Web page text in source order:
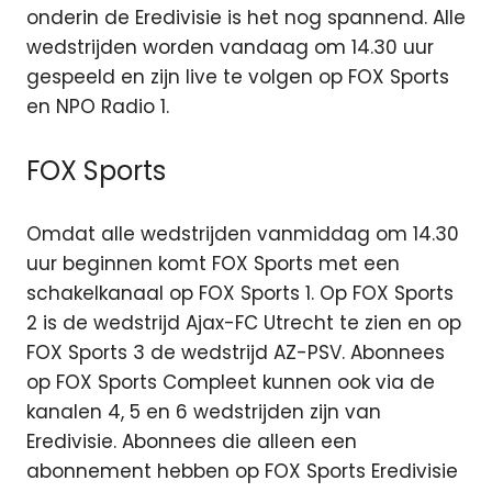
onderin de Eredivisie is het nog spannend. Alle
wedstrijden worden vandaag om 14.30 uur
gespeeld en zijn live te volgen op FOX Sports
en NPO Radio 1.
FOX Sports
Omdat alle wedstrijden vanmiddag om 14.30
uur beginnen komt FOX Sports met een
schakelkanaal op FOX Sports 1. Op FOX Sports
2 is de wedstrijd Ajax-FC Utrecht te zien en op
FOX Sports 3 de wedstrijd AZ-PSV. Abonnees
op FOX Sports Compleet kunnen ook via de
kanalen 4, 5 en 6 wedstrijden zijn van
Eredivisie. Abonnees die alleen een
abonnement hebben op FOX Sports Eredivisie